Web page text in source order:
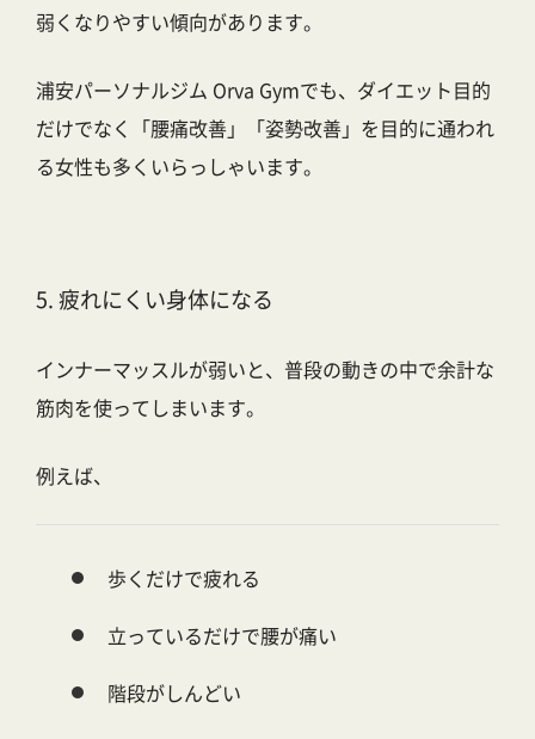
弱くなりやすい傾向があります。
浦安パーソナルジム Orva Gymでも、ダイエット目的
だけでなく「腰痛改善」「姿勢改善」を目的に通われ
る女性も多くいらっしゃいます。
5. 疲れにくい身体になる
インナーマッスルが弱いと、普段の動きの中で余計な
筋肉を使ってしまいます。
例えば、
歩くだけで疲れる
立っているだけで腰が痛い
階段がしんどい